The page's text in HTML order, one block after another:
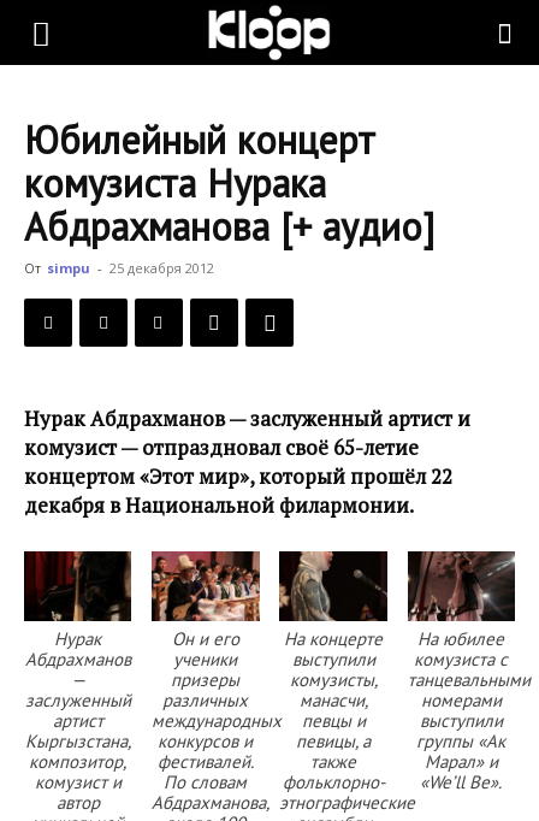
KLOOP.KG
Новости
Кыргызстана
Юбилейный концерт
комузиста Нурака
Абдрахманова [+ аудио]
От simpu - 25 декабря 2012
Нурак Абдрахманов — заслуженный артист и
комузист — отпраздновал своё 65-летие
концертом «Этот мир», который прошёл 22
декабря в Национальной филармонии.
Нурак
Абдрахманов
—
заслуженный
артист
Кыргызстана,
композитор,
комузист и
автор
Он и его
ученики
призеры
различных
международных
конкурсов и
фестивалей.
По словам
Абдрахманова,
На концерте
выступили
комузисты,
манасчи,
певцы и
певицы, а
также
фольклорно-
этнографические
На юбилее
комузиста с
танцевальными
номерами
выступили
группы «Ак
Марал» и
«We’ll Be».